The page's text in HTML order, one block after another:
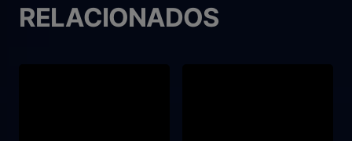
RELACIONADOS